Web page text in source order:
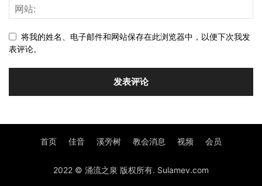
将我的姓名、电子邮件和网站保存在此浏览器中，以便下次我发
表评论。
首页 佳音 溪旁树 教会消息 视频 会员
2022 © 涌流之泉 版权所有. Sulamev.com